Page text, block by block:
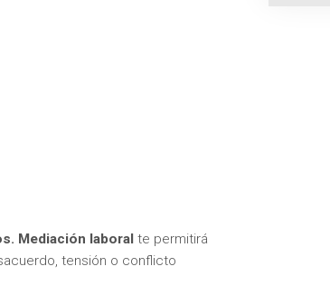
Mediación laboral te permitirá
tensión o conflicto